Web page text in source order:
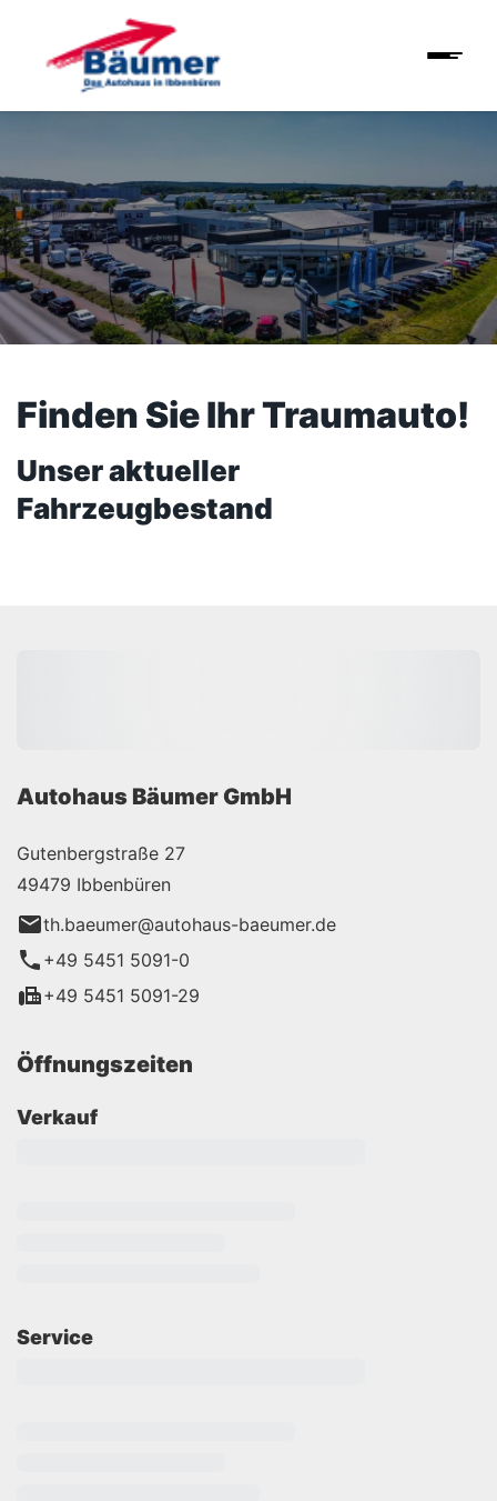
Finden Sie Ihr Traumauto!
Unser aktueller
Fahrzeugbestand
Autohaus Bäumer GmbH
Gutenbergstraße 27
49479 Ibbenbüren
th.baeumer@autohaus-baeumer.de
+49 5451 5091-0
+49 5451 5091-29
Öffnungszeiten
Verkauf
Service